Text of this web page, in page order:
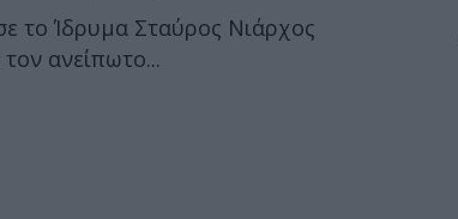
το Ίδρυμα Σταύρος Νιάρχος
ανείπωτο...